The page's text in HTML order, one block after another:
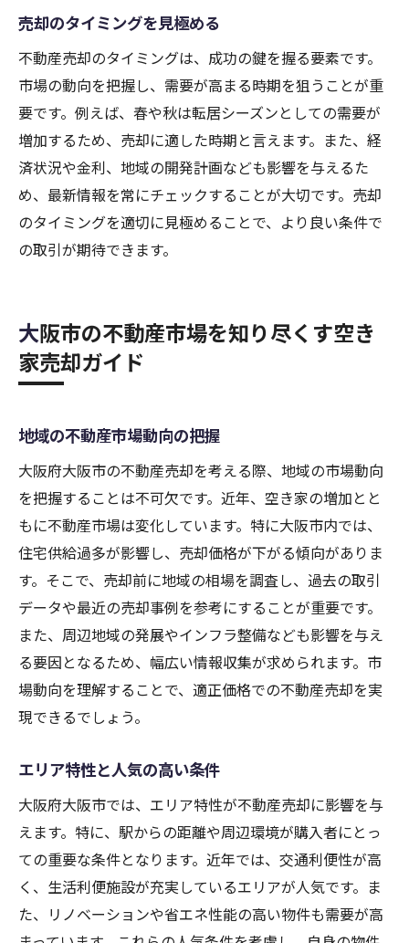
売却のタイミングを見極める
不動産売却のタイミングは、成功の鍵を握る要素です。
市場の動向を把握し、需要が高まる時期を狙うことが重
要です。例えば、春や秋は転居シーズンとしての需要が
増加するため、売却に適した時期と言えます。また、経
済状況や金利、地域の開発計画なども影響を与えるた
め、最新情報を常にチェックすることが大切です。売却
のタイミングを適切に見極めることで、より良い条件で
の取引が期待できます。
大阪市の不動産市場を知り尽くす空き
家売却ガイド
地域の不動産市場動向の把握
大阪府大阪市の不動産売却を考える際、地域の市場動向
を把握することは不可欠です。近年、空き家の増加とと
もに不動産市場は変化しています。特に大阪市内では、
住宅供給過多が影響し、売却価格が下がる傾向がありま
す。そこで、売却前に地域の相場を調査し、過去の取引
データや最近の売却事例を参考にすることが重要です。
また、周辺地域の発展やインフラ整備なども影響を与え
る要因となるため、幅広い情報収集が求められます。市
場動向を理解することで、適正価格での不動産売却を実
現できるでしょう。
エリア特性と人気の高い条件
大阪府大阪市では、エリア特性が不動産売却に影響を与
えます。特に、駅からの距離や周辺環境が購入者にとっ
ての重要な条件となります。近年では、交通利便性が高
く、生活利便施設が充実しているエリアが人気です。ま
た、リノベーションや省エネ性能の高い物件も需要が高